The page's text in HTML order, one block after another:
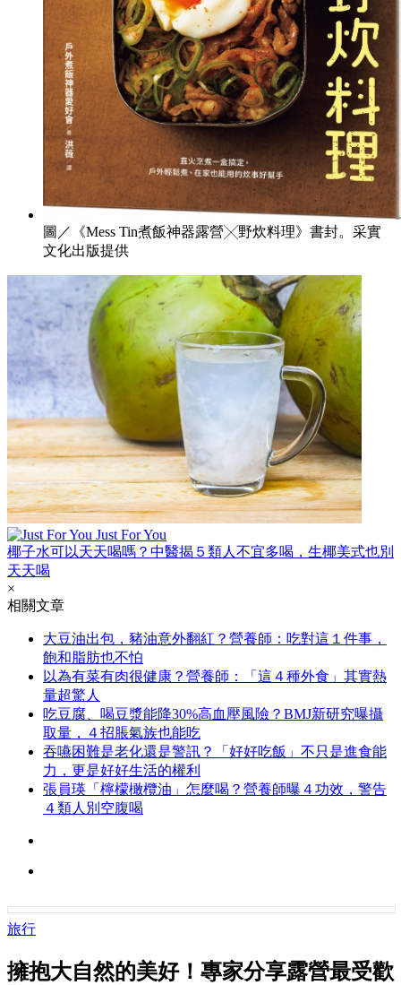
圖／《Mess Tin煮飯神器露營╳野炊料理》書封。采實
文化出版提供
Just For You
椰子水可以天天喝嗎？中醫揭５類人不宜多喝，生椰美式也別
天天喝
×
相關文章
大豆油出包，豬油意外翻紅？營養師：吃對這１件事，
飽和脂肪也不怕
以為有菜有肉很健康？營養師：「這４種外食」其實熱
量超驚人
吃豆腐、喝豆漿能降30%高血壓風險？BMJ新研究曝攝
取量，４招脹氣族也能吃
吞嚥困難是老化還是警訊？「好好吃飯」不只是進食能
力，更是好好生活的權利
張員瑛「檸檬橄欖油」怎麼喝？營養師曝４功效，警告
４類人別空腹喝
旅行
擁抱大自然的美好！專家分享露營最受歡